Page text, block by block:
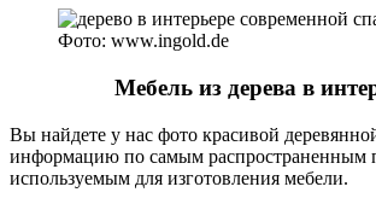
Фото: www.ingold.de
Мебель из дерева в
Вы найдете у нас фото красивой
информацию по самым распространенным
используемым для изготовления мебели.